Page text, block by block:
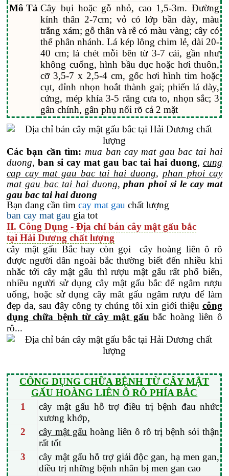
Mô Tả Cây bụi hoặc gỗ nhỏ, cao 1,5-3m. Đường
kính thân 2-7cm; vỏ có lớp bần dày, màu
trắng xám; gỗ thân và rễ có màu vàng; cây có
thể phân nhánh. Lá kép lông chim lẻ, dài 20-
40 cm; lá chét mỗi bên từ 3-7 cái, gần như
không cuống, hình bầu dục hoặc hơi thuôn,
cỡ 3,5-7 x 2,5-4 cm, gốc hơi hình tim hoặc
cụt, đỉnh nhọn hoắt thành gai; phiến lá dày,
cứng, mép khía 3-5 răng cưa to, nhọn sắc; 3
gân chính, gân phụ nổi rõ cả 2 mặt
Các bạn cần tìm: mua ban cay mat gau bac tai hai
duong,ban si cay mat gau bac tai hai duong, cung
cap cay mat gau bac tai hai duong, phan phoi cay
mat gau bac tai hai duong,phan phoi si le cay mat
gau bac tai hai duong
Bạn đang cần tìmcay mat gau chất lượng
ban cay mat gau gia tot
II. Công Dụng - Địa chỉ bán cây mật gấu bắc
tại Hải Dương chất lượng
cây mật gấu Bắc hay còn gọi cây hoàng liên ô rô
được người dân ngoài bắc thường biết đến nhiều khi
nhắc tới cây mật gấu thì rượu mật gấu rất phổ biến,
nhiều người sử dụng cây mật gấu bắc để ngâm rượu
uống, hoặc sử dụng cây mât gấu ngâm rượu để làm
đẹp da, sau đây công ty chúng tôi xin giới thiệu công
dụng chữa bệnh từ cây mật gấu bắc hoàng liên ô
rô...
CÔNG DỤNG CHỮA BỆNH TỪ CÂY MẬT
GẤU HOÀNG LIÊN Ô RÔ PHÍA BẮC
1
cây mật gấu hỗ trợ điều trị bệnh đau nhức
xương khớp,
2
cây mật gấu hoàng liên ô rô trị bệnh sỏi thận
rất tốt
3
cây mật gấu hỗ trợ giải độc gan, hạ men gan,
điều trị những bệnh nhân bị men gan cao